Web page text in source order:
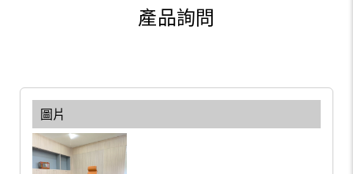
產品詢問